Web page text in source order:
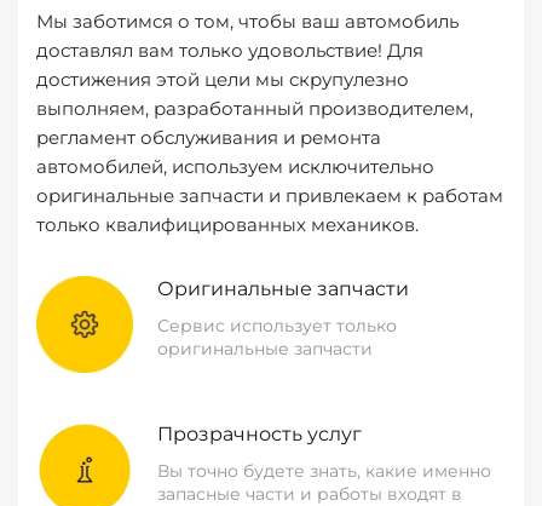
Мы заботимся о том, чтобы ваш автомобиль
доставлял вам только удовольствие! Для
достижения этой цели мы скрупулезно
выполняем, разработанный производителем,
регламент обслуживания и ремонта
автомобилей, используем исключительно
оригинальные запчасти и привлекаем к работам
только квалифицированных механиков.
Оригинальные запчасти
Сервис использует только
оригинальные запчасти
Прозрачность услуг
Вы точно будете знать, какие именно
запасные части и работы входят в